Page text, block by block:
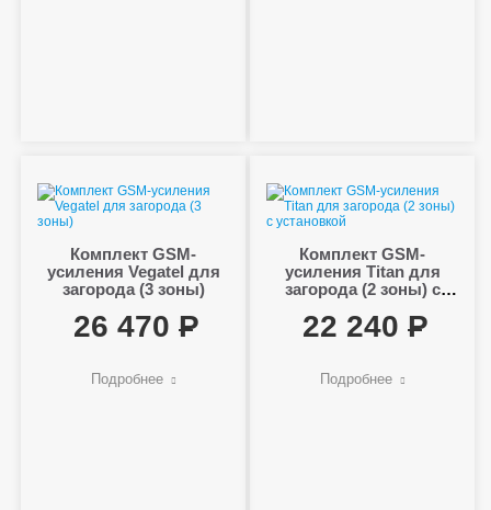
Комплект GSM-
усиления Vegatel для
загорода (3 зоны)
26 470
Подробнее
Комплект GSM-
усиления Titan для
загорода (2 зоны) с
22 240
Подробнее